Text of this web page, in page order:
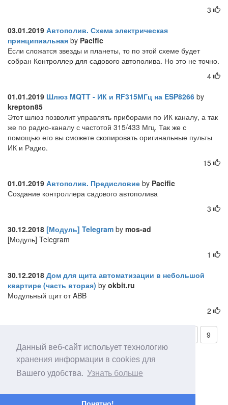
Данный веб-сайт испольует технологию
хранения информации в cookies для
Вашего удобства. Узнать больше
3
03.01.2019 Автополив. Схема электрическая
принципиальная by Pacific
Если сложатся звезды и планеты, то по этой схеме будет
собран Контроллер для садового автополива. Но это не точно.
4
01.01.2019 Шлюз MQTT - ИК и RF315МГц на ESP8266 by
krepton85
Этот шлюз позволит управлять приборами по ИК каналу, а так
же по радио-каналу с частотой 315/433 Мгц. Так же с
помощью его вы сможете скопировать оригинальные пульты
ИК и Радио.
15
01.01.2019 Автополив. Предисловие by Pacific
Создание контроллера садового автополива
3
30.12.2018 [Модуль] Telegram by mos-ad
[Модуль] Telegram
1
30.12.2018 Дом для щита автоматизации в небольшой
квартире (часть вторая) by okbit.ru
Модульный щит от ABB
2
9
10
11 12 13 14 15 16